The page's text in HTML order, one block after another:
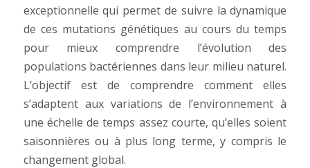
exceptionnelle qui permet de suivre la dynamique
de ces mutations génétiques au cours du temps
pour mieux comprendre l’évolution des
populations bactériennes dans leur milieu naturel.
L’objectif est de comprendre comment elles
s’adaptent aux variations de l’environnement à
une échelle de temps assez courte, qu’elles soient
saisonnières ou à plus long terme, y compris le
changement global.